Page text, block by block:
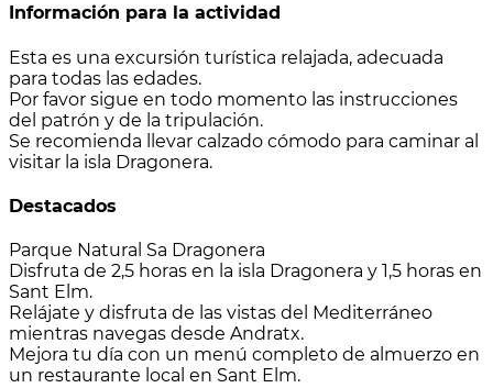
Información para la actividad
Esta es una excursión turística relajada, adecuada
para todas las edades.
Por favor sigue en todo momento las instrucciones
del patrón y de la tripulación.
Se recomienda llevar calzado cómodo para caminar al
visitar la isla Dragonera.
Destacados
Parque Natural Sa Dragonera
Disfruta de 2,5 horas en la isla Dragonera y 1,5 horas en
Sant Elm.
Relájate y disfruta de las vistas del Mediterráneo
mientras navegas desde Andratx.
Mejora tu día con un menú completo de almuerzo en
un restaurante local en Sant Elm.